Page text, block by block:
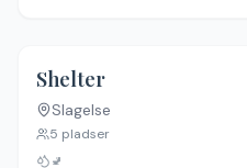
Shelter
Slagelse
5 pladser
🚽